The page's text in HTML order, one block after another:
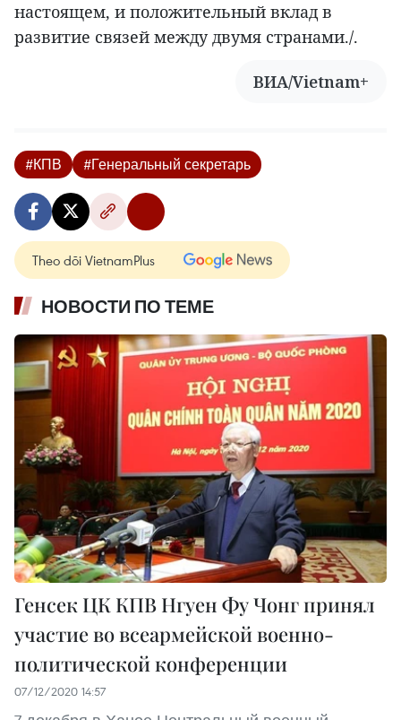
настоящем, и положительный вклад в
развитие связей между двумя странами./.
ВИА/Vietnam+
#КПВ #Генеральный секретарь
Theo dõi VietnamPlus
НОВОСТИ ПО ТЕМЕ
Генсек ЦК КПВ Нгуен Фу Чонг принял
участие во всеармейской военно-
политической конференции
07/12/2020 14:57